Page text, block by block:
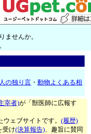
ませんか。
の独り言 ・動物よくある相
宰者)が「獣医師に広報す
ウェブサイトです。(履歴)
受け(決算報告)、趣旨に賛同